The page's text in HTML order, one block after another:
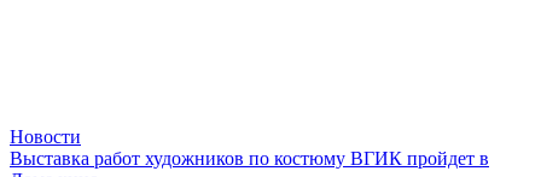
Новости
Выставка работ художников по костюму ВГИК пройдет в